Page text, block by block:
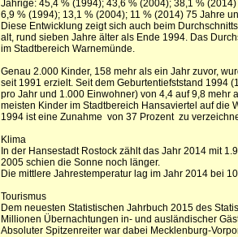
Jährige: 45,4 % (1994); 43,6 % (2004); 38,1 %
6,9 % (1994); 13,1 % (2004); 11 % (2014) 75 Jahre
Diese Entwicklung zeigt sich auch beim
alt, rund sieben Jahre älter als Ende 1994. Das
im Stadtbereich Warnemünde.
Genau 2.000 Kinder, 158 mehr als ein Jahr zuvor,
seit 1991 erzielt. Seit dem Geburtentiefststand 1994
pro Jahr und 1.000 Einwohner) von 4,4 auf 9,8 mehr
meisten Kinder im Stadtbereich Hansaviertel auf die
1994 ist eine Zunahme von 37 Prozent zu
Klima
In der Hansestadt Rostock zählt das Jahr 2014 mit
2005 schien die Sonne noch länger.
Die mittlere Jahrestemperatur lag im Jahr 2014 bei
Tourismus
Dem neuesten Statistischen Jahrbuch 2015 des
Millionen Übernachtungen in- und ausländischer
Absoluter Spitzenreiter war dabei Mecklenburg-